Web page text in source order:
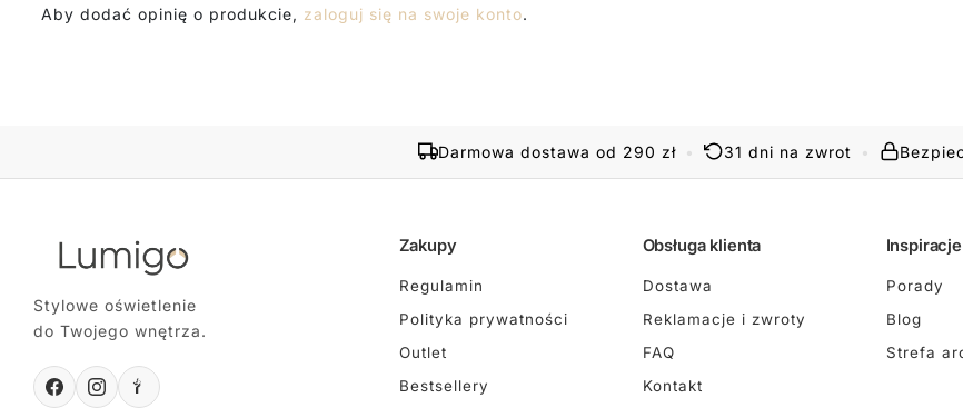
Aby dodać opinię o produkcie, zaloguj się na swoje konto.
Darmowa dostawa od 290 zł • 31 dni na zwrot •
Stylowe oświetlenie
do Twojego wnętrza.
Zakupy
Regulamin
Polityka prywatności
Outlet
Bestsellery
Obsługa klienta
Dostawa
Reklamacje i zwroty
FAQ
Kontakt
Inspiracje
Porady
Blog
Strefa